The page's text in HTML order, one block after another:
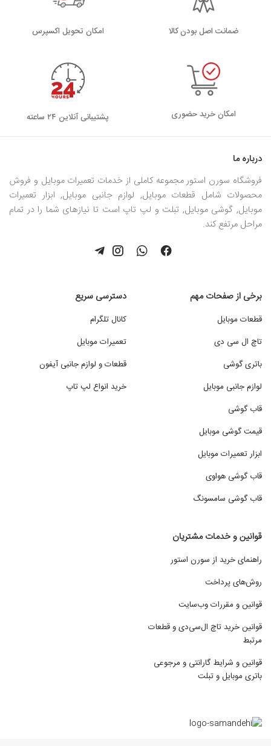
ضمانت اصل بودن کالا اﻣﮑﺎن ﺗﺤﻮﯾﻞ اﮐﺴﭙﺮس
امکان خرید حضوری پشتیبانی آنلاین ۲۴ ساعته
درباره ما
فروشگاه سورن استور مجموعه کاملی از خدمات تعمیرات موبایل و فروش
محصولات شامل قطعات موبایل, لوازم جانبی موبایل, ابزار تعمیرات
موبایل, گوشی موبایل, تبلت و لپ تاپ است تا نیازهای شما را در تمام
مراحل مرتفع کند.
برخی از صفحات مهم
قطعات موبایل
تاچ ال سی دی
باتری گوشی
لوازم جانبی موبایل
قاب گوشی
قیمت گوشی موبایل
ابزار تعمیرات موبایل
قاب گوشی هواوی
قاب گوشی سامسونگ
دسترسی سریع
کانال تلگرام
تعمیرات موبایل
قطعات و لوازم جانبی آیفون
خرید انواع لپ تاپ
قوانین و خدمات مشتریان
راهنمای خرید از سورن استور
روش‌های پرداخت
قوانین و مقررات وب‌سایت
قوانین خرید تاچ ال‌سی‌دی و قطعات
مرتبط
قوانین و شرایط گارانتی و مرجوعی
باتری موبایل و تبلت